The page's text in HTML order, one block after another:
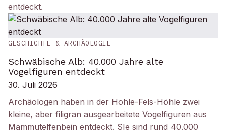
entdeckt.
GESCHICHTE & ARCHÄOLOGIE
Schwäbische Alb: 40.000 Jahre alte
Vogelfiguren entdeckt
30. Juli 2026
Archäologen haben in der Hohle-Fels-Höhle zwei
kleine, aber filigran ausgearbeitete Vogelfiguren aus
Mammutelfenbein entdeckt. SIe sind rund 40.000